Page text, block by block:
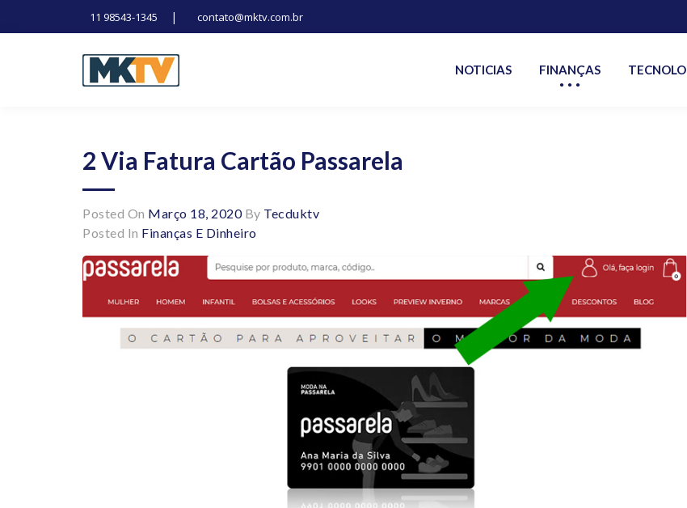
11 98543-1345 | contato@mktv.com.br
NOTICIAS FINANÇAS
2 Via Fatura Cartão Passarela
Posted On Março 18, 2020By Tecduktv
Posted In Finanças E Dinheiro